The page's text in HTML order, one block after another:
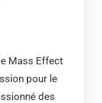
Mass Effect
pour le
des